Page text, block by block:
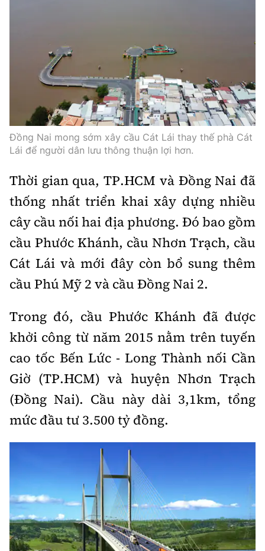
Mời thầu - Đấu thầu
Thi viết về GTVT
360 độ thể thao
Sản phẩm mới
Tư vấn
Thời sự Quốc tế
Hồ sơ tài liệu
Thế giới giao thông
Thế giới xây dựng
Du lịch
Khám phá
Lối sống
Ẩm thực
Thời sự
Khám phá
Camera giao thông
Câu chuyện giao thông
Giải trí - Thể thao
Cơ quan chủ quản: Bộ Xây dựng
Giấy phép số: 03/GP-BVHTTDL, cấp ngày 1/4/2025.
Tòa soạn: Số 2 Nguyễn Công Hoan, phường Giảng Võ,
Hà Nội.
Tổng biên tập:Nguyễn Thị Hồng Nga
Phó Tổng biên tập:
Nguyễn Sơn Tùng,
Nguyễn Đức Thắng, La Đức Hùng
0901 514 799
Quảng cáo và Phát hành:
0915 057 282
Email: bandoc@baoxaydung.vn
Cấm sao chép dưới mọi hình thức nếu không có sự
chấp thuận bằng văn bản.
Thông tin tòa
Đồng Nai mong sớm xây cầu Cát Lái thay thế phà Cát
Lái để người dân lưu thông thuận lợi hơn.
Thời gian qua, TP.HCM và Đồng Nai đã
thống nhất triển khai xây dựng nhiều
cây cầu nối hai địa phương. Đó bao gồm
cầu Phước Khánh, cầu Nhơn Trạch, cầu
Cát Lái và mới đây còn bổ sung thêm
cầu Phú Mỹ 2 và cầu Đồng Nai 2.
Trong đó, cầu Phước Khánh đã được
khởi công từ năm 2015 nằm trên tuyến
cao tốc Bến Lức - Long Thành nối Cần
Giờ (TP.HCM) và huyện Nhơn Trạch
(Đồng Nai). Cầu này dài 3,1km, tổng
mức đầu tư 3.500 tỷ đồng.